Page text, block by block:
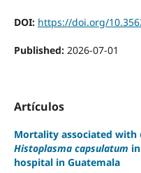
DOI: https://doi.org/
Published: 2026-07-01
Artículos
Mortality associated with
Histoplasma capsulatum
hospital in Guatemala